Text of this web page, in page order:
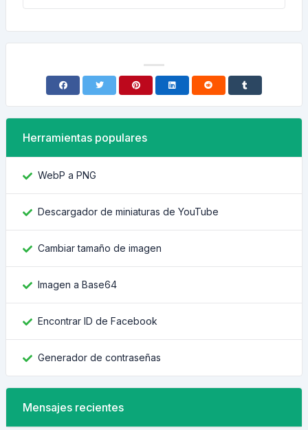
Herramientas populares
WebP a PNG
Descargador de miniaturas de YouTube
Cambiar tamaño de imagen
Imagen a Base64
Encontrar ID de Facebook
Generador de contraseñas
Mensajes recientes